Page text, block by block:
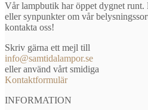
Vår lampbutik har öppet dygnet
eller synpunkter om vår
kontakta oss!
Skriv gärna ett mejl till
info@samtidalampor.se
eller använd vårt smidiga
Kontaktformulär
INFORMATION